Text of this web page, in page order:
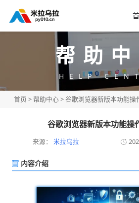
帮助中
HELP
首页 >帮助中心> 谷歌浏览器新版本功能操
谷歌浏览器新版本功能操
来源： 米拉乌拉
内容介绍